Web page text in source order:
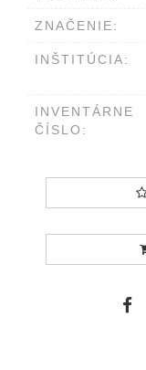
ZNAČENIE:
INŠTITÚCIA:
INVENTÁRNE
ČÍSLO: